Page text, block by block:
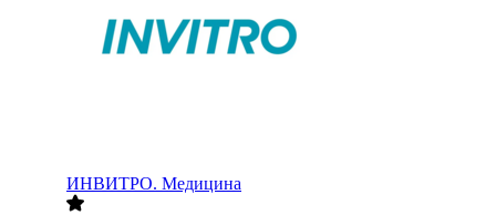
ИНВИТРО. Медицина